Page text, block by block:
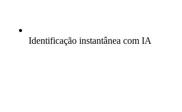
Identificação instantânea com IA